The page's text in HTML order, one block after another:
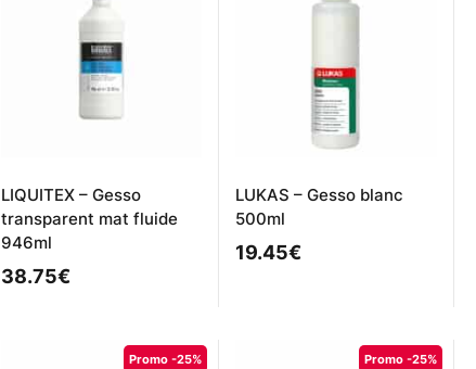
LIQUITEX – Gesso
transparent mat fluide
946ml
38.75€
LUKAS – Gesso blanc
500ml
19.45€
Promo -25% Promo -25%